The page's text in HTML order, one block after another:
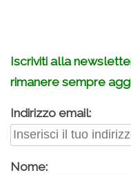
Iscriviti alla
rimanere sempre
Indirizzo email:
Nome: